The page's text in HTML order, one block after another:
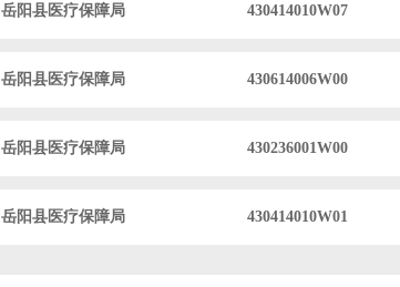
岳阳县医疗保障局 430414010W07
岳阳县医疗保障局 430614006W00
岳阳县医疗保障局 430236001W00
岳阳县医疗保障局 430414010W01